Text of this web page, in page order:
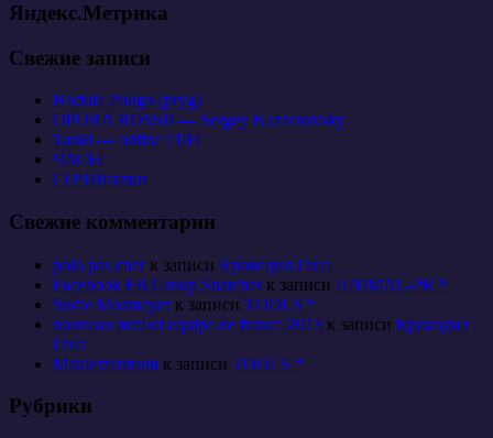
Яндекс.Метрика
Свежие записи
Hodula Pougo (pryg)
OPORA ROSSII — Sergey Kazarnovsky
Tanki — online 1104
ЧАСЫ
СОЧИнялки
Свежие комментарии
polo pas cherк записи Крокодил Гена
Facebook FB Group Snatcherк записи ANIMAL-PR *
Sudie Mosmeyerк записи TOOLS *
nouveau maillot equipe de france 2013 к записи Крокодил
Гена
Maklerzentrum к записи TOOLS *
Рубрики